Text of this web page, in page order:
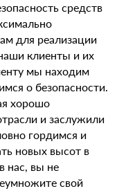
средств
для реализации
клиенты и их
мы находим
о безопасности.
хорошо
и заслужили
гордимся и
новых высот в
нас, вы не
свой